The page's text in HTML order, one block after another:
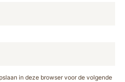
in deze browser voor de volgende